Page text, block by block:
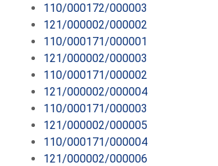
110/000172/000003
121/000002/000002
110/000171/000001
121/000002/000003
110/000171/000002
121/000002/000004
110/000171/000003
121/000002/000005
110/000171/000004
121/000002/000006